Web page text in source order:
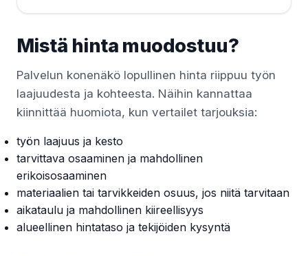
Mistä hinta muodostuu?
Palvelun konenäkö lopullinen hinta riippuu työn
laajuudesta ja kohteesta. Näihin kannattaa
kiinnittää huomiota, kun vertailet tarjouksia:
työn laajuus ja kesto
tarvittava osaaminen ja mahdollinen
erikoisosaaminen
materiaalien tai tarvikkeiden osuus, jos niitä tarvitaan
aikataulu ja mahdollinen kiireellisyys
alueellinen hintataso ja tekijöiden kysyntä